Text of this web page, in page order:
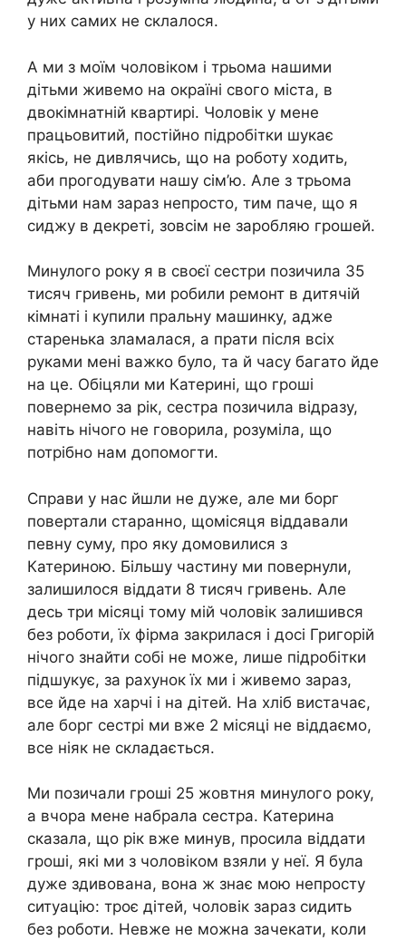
у них самих не склалося.
А ми з моїм чоловіком і трьома нашими
дітьми живемо на окраїні свого міста, в
двокімнатній квартирі. Чоловік у мене
працьовитий, постійно підробітки шукає
якісь, не дивлячись, що на роботу ходить,
аби прогодувати нашу сім’ю. Але з трьома
дітьми нам зараз непросто, тим паче, що я
сиджу в декреті, зовсім не заробляю грошей.
Минулого року я в своєї сестри позичила 35
тисяч гривень, ми робили ремонт в дитячій
кімнаті і купили пральну машинку, адже
старенька зламалася, а прати після всіх
руками мені важко було, та й часу багато йде
на це. Обіцяли ми Катерині, що гроші
повернемо за рік, сестра позичила відразу,
навіть нічого не говорила, розуміла, що
потрібно нам допомогти.
Справи у нас йшли не дуже, але ми борг
повертали старанно, щомісяця віддавали
певну суму, про яку домовилися з
Катериною. Більшу частину ми повернули,
залишилося віддати 8 тисяч гривень. Але
десь три місяці тому мій чоловік залишився
без роботи, їх фірма закрилася і досі Григорій
нічого знайти собі не може, лише підробітки
підшукує, за рахунок їх ми і живемо зараз,
все йде на харчі і на дітей. На хліб вистачає,
але борг сестрі ми вже 2 місяці не віддаємо,
все ніяк не складається.
Ми позичали гроші 25 жовтня минулого року,
а вчора мене набрала сестра. Катерина
сказала, що рік вже минув, просила віддати
гроші, які ми з чоловіком взяли у неї. Я була
дуже здивована, вона ж знає мою непросту
ситуацію: троє дітей, чоловік зараз сидить
без роботи. Невже не можна зачекати, коли